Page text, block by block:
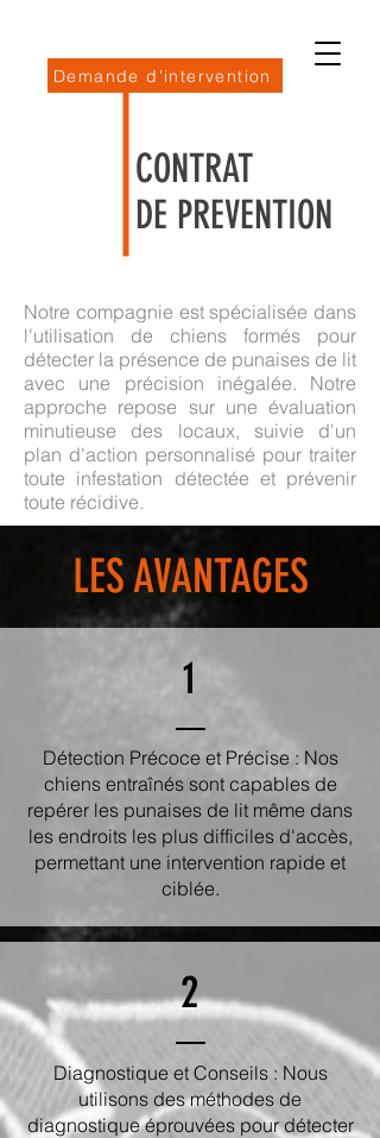
Demande d'intervention
CONTRAT
DE PREVENTION
Notre compagnie est spécialisée dans
l'utilisation de chiens formés pour
détecter la présence de punaises de lit
avec une précision inégalée. Notre
approche repose sur une évaluation
minutieuse des locaux, suivie d'un
plan d'action personnalisé pour traiter
toute infestation détectée et prévenir
toute récidive.
LES AVANTAGES
1
Détection Précoce et Précise : Nos
chiens entraînés sont capables de
repérer les punaises de lit même dans
les endroits les plus difficiles d'accès,
permettant une intervention rapide et
ciblée.
2
Diagnostique et Conseils : Nous
utilisons des méthodes de
diagnostique éprouvées pour détecter